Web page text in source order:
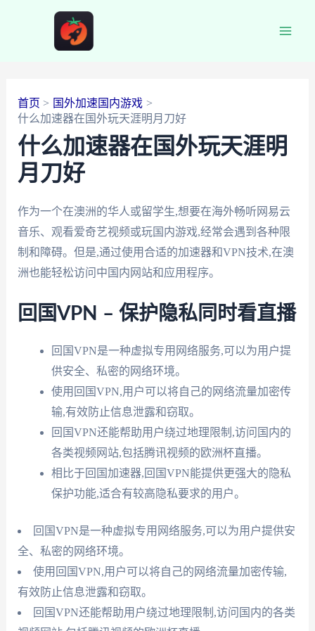
首页
国外加速国内游戏
什么加速器在国外玩天涯明月刀好
什么加速器在国外玩天涯明
月刀好
作为一个在澳洲的华人或留学生,想要在海外畅听网易云
音乐、观看爱奇艺视频或玩国内游戏,经常会遇到各种限
制和障碍。但是,通过使用合适的加速器和VPN技术,在澳
洲也能轻松访问中国内网站和应用程序。
回国VPN – 保护隐私同时看直播
回国VPN是一种虚拟专用网络服务,可以为用户提
供安全、私密的网络环境。
使用回国VPN,用户可以将自己的网络流量加密传
输,有效防止信息泄露和窃取。
回国VPN还能帮助用户绕过地理限制,访问国内的
各类视频网站,包括腾讯视频的欧洲杯直播。
相比于回国加速器,回国VPN能提供更强大的隐私
保护功能,适合有较高隐私要求的用户。
回国VPN是一种虚拟专用网络服务,可以为用户提供安
全、私密的网络环境。
使用回国VPN,用户可以将自己的网络流量加密传输,
有效防止信息泄露和窃取。
回国VPN还能帮助用户绕过地理限制,访问国内的各类